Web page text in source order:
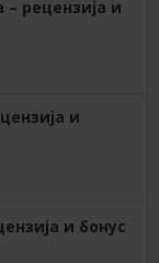
рецензија и
и
и бонус